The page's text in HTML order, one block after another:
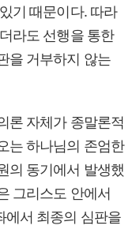
기 때문이다. 따라
라도 선행을 통한
을 거부하지 않는
론 자체가 종말론적
는 하나님의 존엄한
의 동기에서 발생했
그리스도 안에서
에서 최종의 심판을